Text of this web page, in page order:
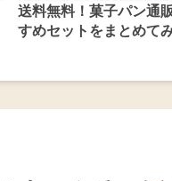
送料無料！菓子パン通
すめセットをまとめて